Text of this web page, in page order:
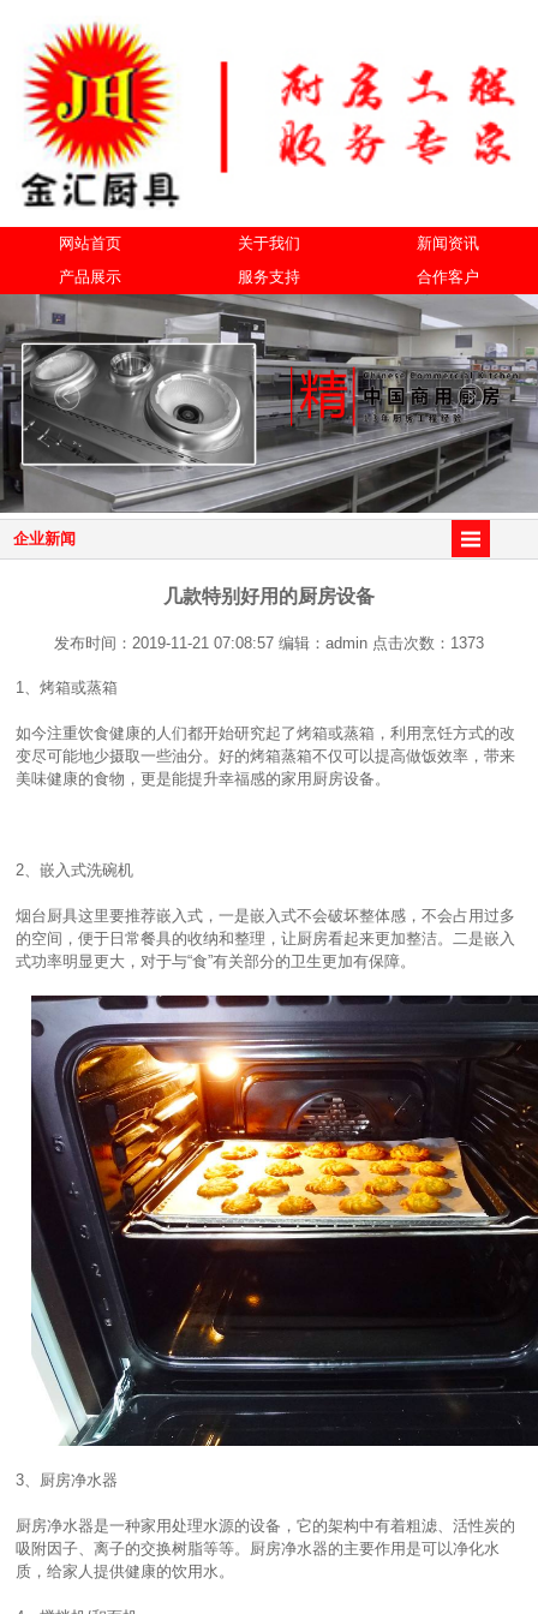
网站首页 关于我们
新闻资讯
产品展示
服务支持 合作客户
企业新闻
几款特别好用的厨房设备
发布时间：2019-11-21 07:08:57 编辑：admin 点击次数：1373
1、烤箱或蒸箱
如今注重饮食健康的人们都开始研究起了烤箱或蒸箱，利用烹饪方式的改
变尽可能地少摄取一些油分。好的烤箱蒸箱不仅可以提高做饭效率，带来
美味健康的食物，更是能提升幸福感的家用厨房设备。
2、嵌入式洗碗机
烟台厨具这里要推荐嵌入式，一是嵌入式不会破坏整体感，不会占用过多
的空间，便于日常餐具的收纳和整理，让厨房看起来更加整洁。二是嵌入
式功率明显更大，对于与“食”有关部分的卫生更加有保障。
3、厨房净水器
厨房净水器是一种家用处理水源的设备，它的架构中有着粗滤、活性炭的
吸附因子、离子的交换树脂等等。厨房净水器的主要作用是可以净化水
质，给家人提供健康的饮用水。